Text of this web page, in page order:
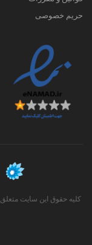
حریم خصوصی
کلیه حقوق این سایت متعلق